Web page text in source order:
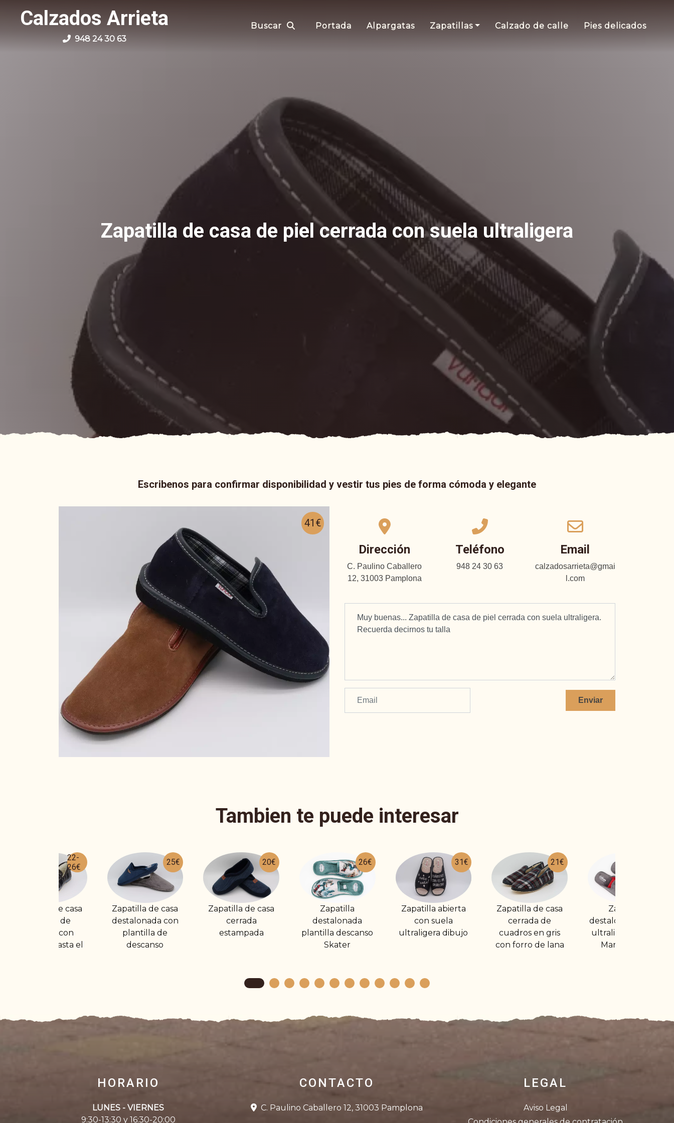
Calzados Arrieta
948 24 30 63
Buscar Portada Alpargatas Zapatillas Calzado de calle Pies delicados
Zapatilla de casa de piel cerrada con suela ultraligera
Escribenos para confirmar disponibilidad y vestir tus pies de forma cómoda y elegante
41€
Dirección
C. Paulino Caballero
12, 31003 Pamplona
Teléfono
948 24 30 63
Email
calzadosarrieta@gmai
l.com
Enviar
Tambien te puede interesar
25€
Zapatilla de casa
destalonada con
plantilla de
descanso
20€
Zapatilla de casa
cerrada
estampada
26€
Zapatilla
destalonada
plantilla descanso
31€
Zapatilla abierta
con suela
ultraligera dibujo
21€
Zapatilla de casa
cerrada de
cuadros en gris
27€
Zapatilla
destalonada suela
ultraligera dibujo
Mario y Luigi
Zapatilla de casa
cerrada con
plantilla de
descanso
HORARIO
LUNES - VIERNES
9:30-13:30 y 16:30-20:00
CONTACTO
C. Paulino Caballero 12, 31003 Pamplona
LEGAL
Aviso Legal